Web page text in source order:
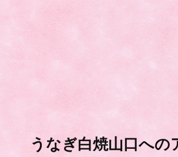
うなぎ白焼山口への